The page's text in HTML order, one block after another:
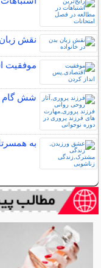
نقش زبان
موفقیت
شش گام
به